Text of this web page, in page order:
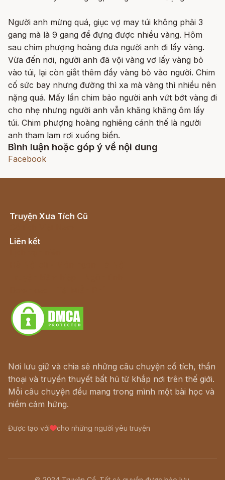
Người anh mừng quá, giục vợ may túi không phải 3
gang mà là 9 gang để đựng được nhiều vàng. Hôm
sau chim phượng hoàng đưa người anh đi lấy vàng.
Vừa đến nơi, người anh đã vội vàng vơ lấy vàng bỏ
vào túi, lại còn giắt thêm đầy vàng bỏ vào người. Chim
cố sức bay nhưng đường thì xa mà vàng thì nhiều nên
nặng quá. Mấy lần chim bảo người anh vứt bớt vàng đi
cho nhẹ nhưng người anh vẫn khăng khăng ôm lấy
túi. Chim phượng hoàng nghiêng cánh thế là người
anh tham lam rơi xuống biển.
Bình luận hoặc góp ý về nội dung
Facebook
Truyện Xưa Tích Cũ
Liên kết
Nơi lưu giữ và chia sẻ những câu chuyện cổ tích, thần
thoại và truyền thuyết bất hủ từ khắp nơi trên thế giới.
Mỗi câu chuyện đều mang trong mình một bài học và
niềm cảm hứng.
Được tạo với cho những người yêu truyện